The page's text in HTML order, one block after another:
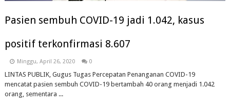
Pasien sembuh COVID-19 jadi 1.042, kasus
positif terkonfirmasi 8.607
Minggu, April 26, 2020 0
LINTAS PUBLIK, Gugus Tugas Percepatan Penanganan COVID-19
mencatat pasien sembuh COVID-19 bertambah 40 orang menjadi 1.042
orang, sementara ...